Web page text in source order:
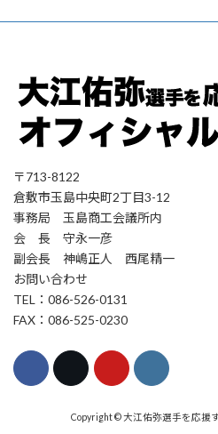
〒713-8122
倉敷市玉島中央町2丁目3-12
事務局 玉島商工会議所内
会 長 守永一彦
副会長 神嶋正人 西尾精一
お問い合わせ
TEL：086-526-0131
FAX：086-525-0230
Copyright © 大江佑弥選手を応援